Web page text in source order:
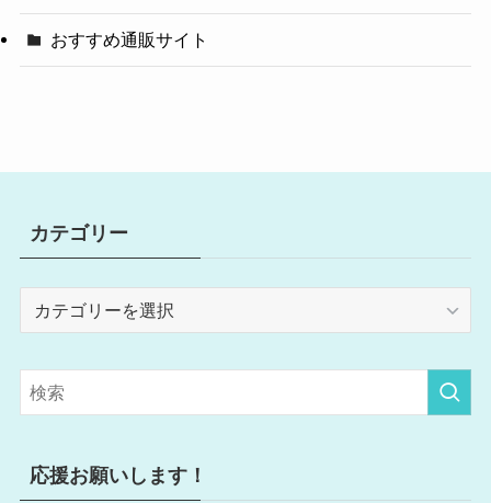
おすすめ通販サイト
カテゴリー
リ
応援お願いします！